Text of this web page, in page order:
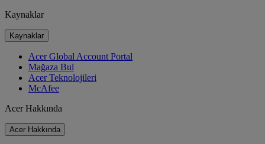
Kaynaklar
Kaynaklar
Acer Global Account Portal
Mağaza Bul
Acer Teknolojileri
McAfee
Acer Hakkında
Acer Hakkında